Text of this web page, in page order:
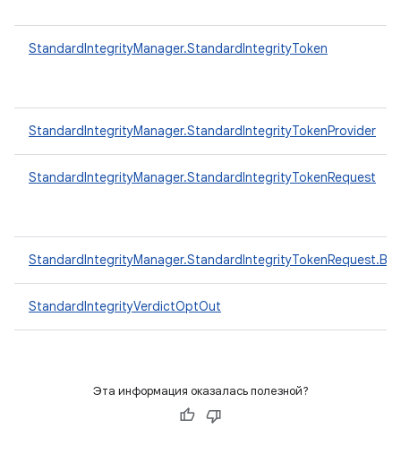
StandardIntegrityManager.StandardIntegrityToken
StandardIntegrityManager.StandardIntegrityTokenProvider
StandardIntegrityManager.StandardIntegrityTokenRequest
StandardIntegrityVerdictOptOut
Эта информация оказалась полезной?